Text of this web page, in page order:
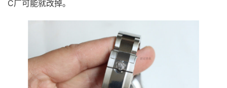
C厂可能就改掉。